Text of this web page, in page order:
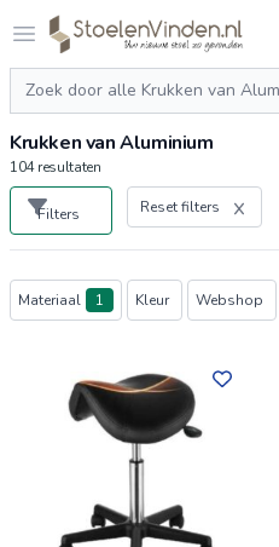
Open menu
Logo stoelenvinden.nl
Zoeken
Krukken van Aluminium
104resultaten
Filters Reset filters
Producten
Materiaal 1 Kleur Webshop